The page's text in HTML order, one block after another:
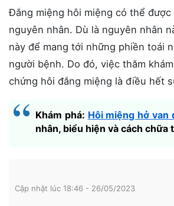
Đắng miệng hôi miệng có thể được
nguyên nhân. Dù là nguyên nhân
này để mang tới những phiền toái
người bệnh. Do đó, việc thăm
chứng hôi đắng miệng là điều hết
Khám phá: Hôi miệng hở van
nhân, biểu hiện và cách chữa
Cập nhật lúc 18:46 - 26/05/2023